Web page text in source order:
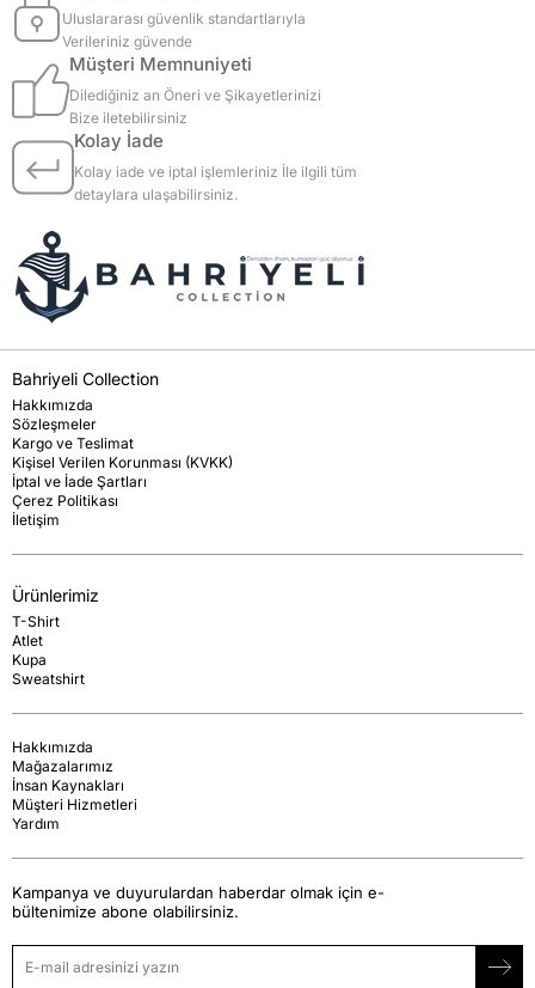
Uluslararası güvenlik standartlarıyla
Verileriniz güvende
Müşteri Memnuniyeti
Dilediğiniz an Öneri ve Şikayetlerinizi
Bize iletebilirsiniz
Kolay İade
Kolay iade ve iptal işlemleriniz İle ilgili tüm
detaylara ulaşabilirsiniz.
Bahriyeli Collection
Hakkımızda
Sözleşmeler
Kargo ve Teslimat
Kişisel Verilen Korunması (KVKK)
İptal ve İade Şartları
Çerez Politikası
İletişim
Ürünlerimiz
T-Shirt
Atlet
Kupa
Sweatshirt
Hakkımızda
Mağazalarımız
İnsan Kaynakları
Müşteri Hizmetleri
Yardım
Kampanya ve duyurulardan haberdar olmak için e-
bültenimize abone olabilirsiniz.